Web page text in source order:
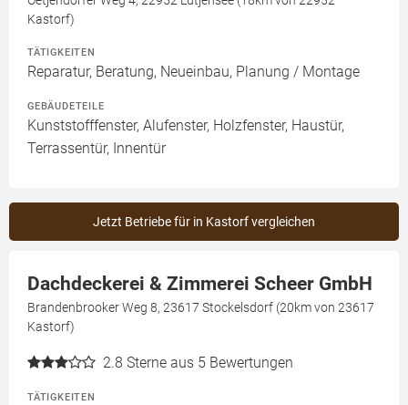
Kastorf)
TÄTIGKEITEN
Reparatur, Beratung, Neueinbau, Planung / Montage
GEBÄUDETEILE
Kunststofffenster, Alufenster, Holzfenster, Haustür,
Terrassentür, Innentür
Jetzt Betriebe für in Kastorf vergleichen
Dachdeckerei & Zimmerei Scheer GmbH
Brandenbrooker Weg 8, 23617 Stockelsdorf (20km von 23617
Kastorf)
2.8 Sterne aus 5 Bewertungen
TÄTIGKEITEN